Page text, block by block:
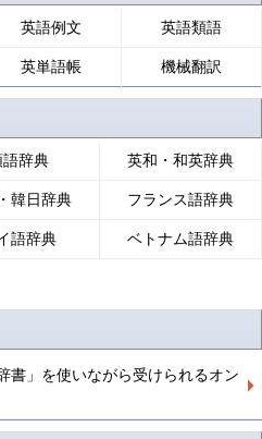
英語例文 英語類語
英単語帳 機械翻訳
語辞典 英和・和英辞典
韓日辞典 フランス語辞典
語辞典 ベトナム語辞典
書」を使いながら受けられるオン